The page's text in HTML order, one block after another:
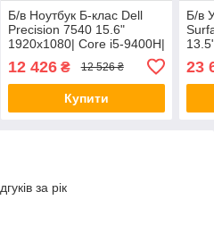
Б/в Ноутбук Б-клас Dell
Precision 7540 15.6"
1920x1080| Core i5-9400H|
16 GB RAM| 256 GB SSD|
UHD 630
12 426₴ 12 526 ₴
Купити
Б/в
23
за рік